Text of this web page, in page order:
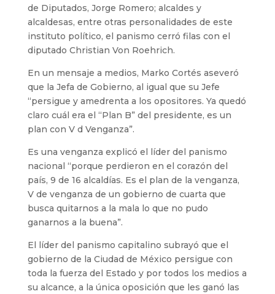
de Diputados, Jorge Romero; alcaldes y
alcaldesas, entre otras personalidades de este
instituto político, el panismo cerró filas con el
diputado Christian Von Roehrich.
En un mensaje a medios, Marko Cortés aseveró
que la Jefa de Gobierno, al igual que su Jefe
“persigue y amedrenta a los opositores. Ya quedó
claro cuál era el “Plan B” del presidente, es un
plan con V d Venganza”.
Es una venganza explicó el líder del panismo
nacional “porque perdieron en el corazón del
país, 9 de 16 alcaldías. Es el plan de la venganza,
V de venganza de un gobierno de cuarta que
busca quitarnos a la mala lo que no pudo
ganarnos a la buena”.
El líder del panismo capitalino subrayó que el
gobierno de la Ciudad de México persigue con
toda la fuerza del Estado y por todos los medios a
su alcance, a la única oposición que les ganó las